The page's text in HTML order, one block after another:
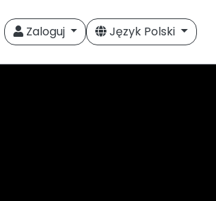
Zaloguj Język Polski